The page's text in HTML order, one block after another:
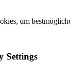
um
Settings